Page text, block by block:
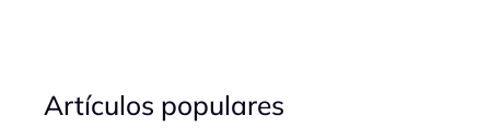
e
a
Artículos populares